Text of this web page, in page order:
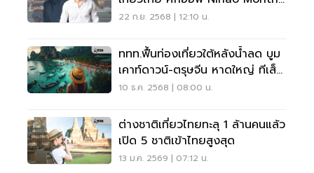
รับวันชาติจีน-ตรุษจีน
22 ก.ย. 2568 | 12:10 น.
ททท.ฟื้นท่องเที่ยวใต้หลังน้ำลด บูม
เคาท์ดาวน์-ตรุษจีน หาดใหญ่ ทีเส็บ
กู้คืนตลาดไมซ์
10 ธ.ค. 2568 | 08:00 น.
ต่างชาติเที่ยวไทยทะลุ 1 ล้านคนแล้ว
เปิด 5 ชาติเข้าไทยสูงสุด
13 ม.ค. 2569 | 07:12 น.